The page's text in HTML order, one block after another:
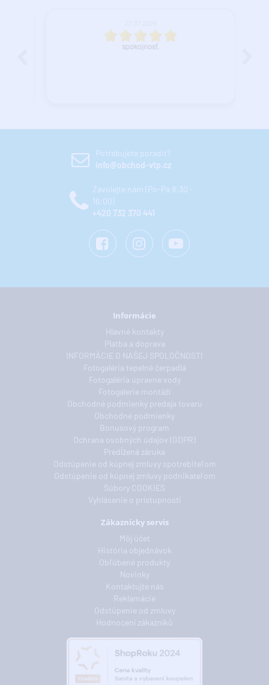
spokojnosť.
Potřebujete poradit?
info@obchod-vtp.cz
Zavolejte nám (Po-Pá 8:30 -
16:00)
+420 732 370 441
Informácie
Hlavné kontakty
Platba a doprava
INFORMÁCIE O NAŠEJ SPOLOČNOSTI
Fotogaléria tepelné čerpadlá
Fotogaléria úpravne vody
Fotogalerie montáží
Obchodné podmienky predaja tovaru
Obchodné podmienky
Bonusový program
Ochrana osobných údajov (GDPR)
Predĺžená záruka
Odstúpenie od kúpnej zmluvy spotrebiteľom
Odstúpenie od kúpnej zmluvy podnikateľom
Súbory COOKIES
Vyhlásenie o prístupnosti
Zákaznícky servis
Môj účet
História objednávok
Obľúbené produkty
Novinky
Kontaktujte nás
Reklamácie
Odstúpenie od zmluvy
Hodnocení zákazníků